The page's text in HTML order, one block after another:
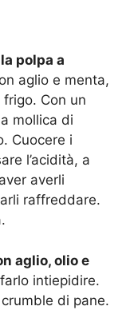
polpa a
aglio e menta,
Con un
mollica di
Cuocere i
l’acidità, a
averli
raffreddare.
aglio, olio e
farlo intiepidire.
di pane.